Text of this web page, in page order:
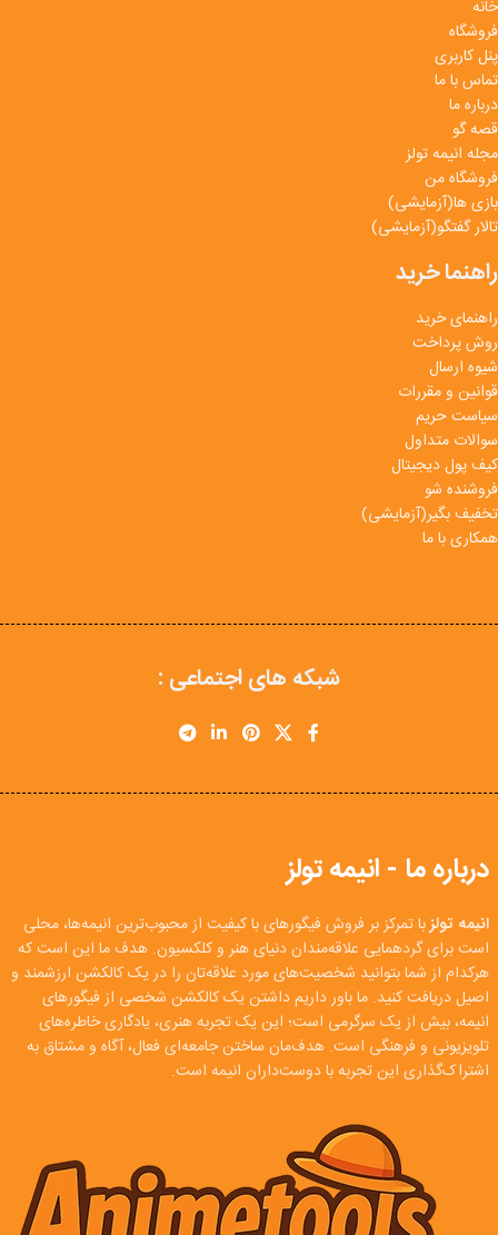
خانه
فروشگاه
پنل کاربری
تماس با ما
درباره ما
قصه گو
مجله انیمه تولز
فروشگاه من
بازی ها(آزمایشی)
تالار گفتگو(آزمایشی)
راهنما خرید
راهنمای خرید
روش پرداخت
شیوه ارسال
قوانین و مقررات
سیاست حریم
سوالات متداول
کیف پول دیجیتال
فروشنده شو
تخفیف بگیر(آزمایشی)
همکاری با ما
شبکه های اجتماعی :
درباره ما - انیمه تولز
انیمه تولزبا تمرکز بر فروش فیگورهای با کیفیت از محبوب‌ترین انیمه‌ها، محلی
است برای گردهمایی علاقه‌مندان دنیای هنر و کلکسیون. هدف ما این است که
هرکدام از شما بتوانید شخصیت‌های مورد علاقه‌تان را در یک کالکشن ارزشمند و
اصیل دریافت کنید. ما باور داریم داشتن یک کالکشن شخصی از فیگورهای
انیمه، بیش از یک سرگرمی است؛ این یک تجربه هنری، یادگاری خاطره‌های
تلویزیونی و فرهنگی است. هدف‌مان ساختن جامعه‌ای فعال، آگاه و مشتاق به
اشتراک‌گذاری این تجربه با دوست‌داران انیمه است.